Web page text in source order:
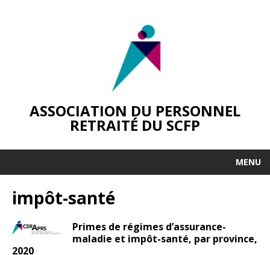
ASSOCIATION DU PERSONNEL
RETRAITÉ DU SCFP
MENU
impôt-santé
Primes de régimes d’assurance-
maladie et impôt-santé, par province,
2020